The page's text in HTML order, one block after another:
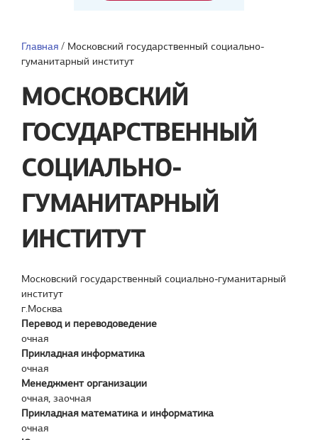
Главная / Московский государственный социально-
гуманитарный институт
МОСКОВСКИЙ
ГОСУДАРСТВЕННЫЙ
СОЦИАЛЬНО-
ГУМАНИТАРНЫЙ
ИНСТИТУТ
Московский государственный социально-гуманитарный
институт
г.Москва
Перевод и переводоведение
очная
Прикладная информатика
очная
Менеджмент организации
очная, заочная
Прикладная математика и информатика
очная